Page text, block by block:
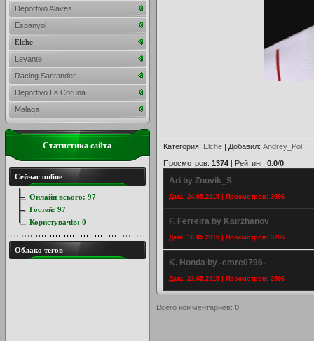
Категория: Elche | Добавил: Andrey_Pol
Просмотров: 1374 | Рейтинг: 0.0/0
Ari by Znovik_S
Дата: 24.05.2015 | Просмотров: 3096
F. Ferreira by Kairzhanov
Дата: 10.05.2015 | Просмотров: 3706
K. Honda by -emre0796-
Дата: 23.05.2015 | Просмотров: 2596
Всего комментариев: 0
Deportivo Alaves
Espanyol
Elche
Levante
Racing Santander
Deportivo La Coruna
Malaga
Статистика сайта
Сейчас online
Онлайн всього: 97
Гостей: 97
Користувачів: 0
Облако тегов